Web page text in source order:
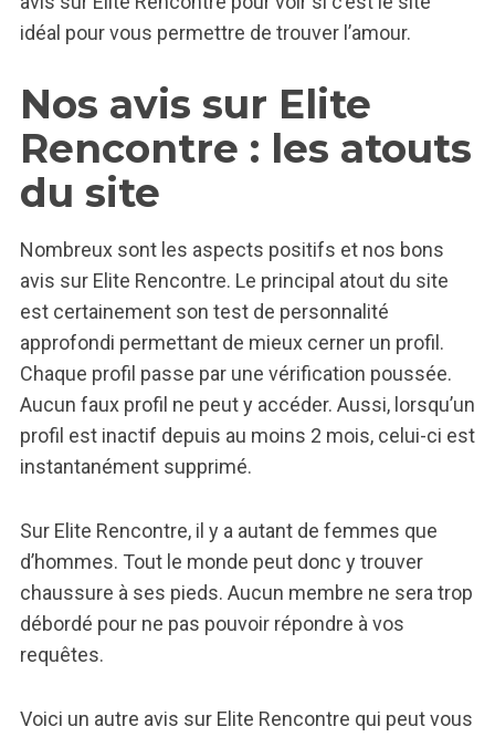
idéal pour vous permettre de trouver l’amour.
Nos avis sur Elite
Rencontre : les atouts
du site
Nombreux sont les aspects positifs et nos bons
avis sur Elite Rencontre. Le principal atout du site
est certainement son test de personnalité
approfondi permettant de mieux cerner un profil.
Chaque profil passe par une vérification poussée.
Aucun faux profil ne peut y accéder. Aussi, lorsqu’un
profil est inactif depuis au moins 2 mois, celui-ci est
instantanément supprimé.
Sur Elite Rencontre, il y a autant de femmes que
d’hommes. Tout le monde peut donc y trouver
chaussure à ses pieds. Aucun membre ne sera trop
débordé pour ne pas pouvoir répondre à vos
requêtes.
Voici un autre avis sur Elite Rencontre qui peut vous